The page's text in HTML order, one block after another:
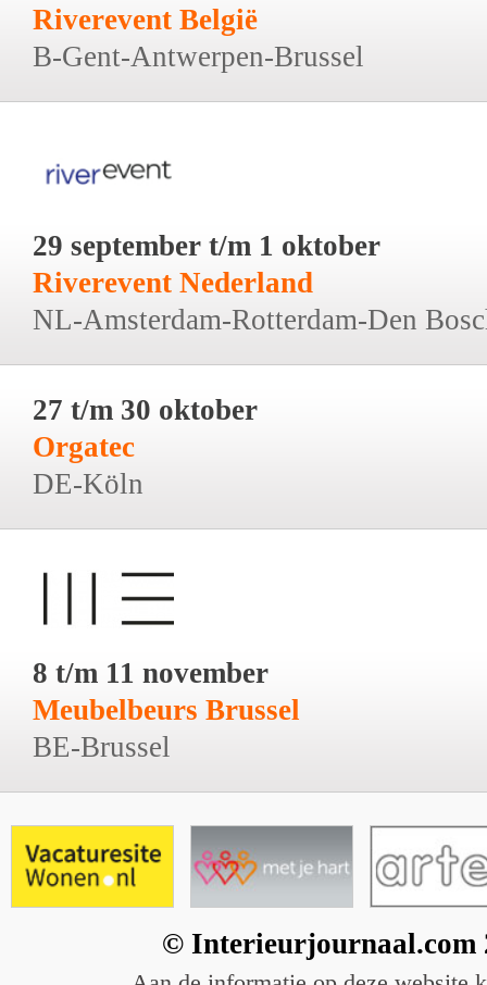
Riverevent België
B-Gent-Antwerpen-Brussel
29 september t/m 1 oktober
Riverevent Nederland
NL-Amsterdam-Rotterdam-Den
27 t/m 30 oktober
Orgatec
DE-Köln
8 t/m 11 november
Meubelbeurs Brussel
BE-Brussel
© Interieurjournaal.com